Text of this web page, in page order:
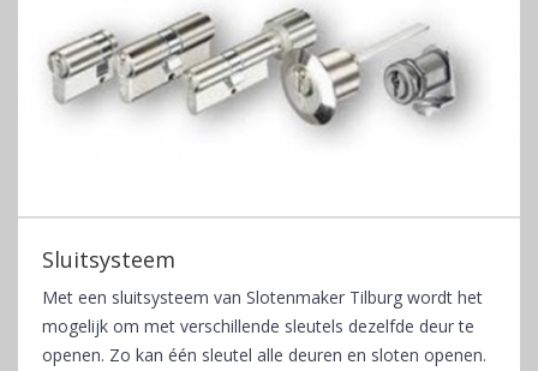
Sluitsysteem
Met een sluitsysteem van Slotenmaker Tilburg wordt het
mogelijk om met verschillende sleutels dezelfde deur te
openen. Zo kan één sleutel alle deuren en sloten openen.